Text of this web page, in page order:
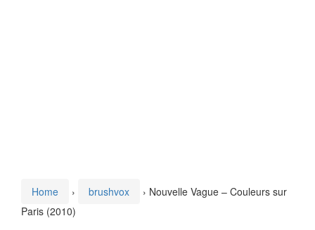
Home › brushvox › Nouvelle Vague – Couleurs sur
Paris (2010)